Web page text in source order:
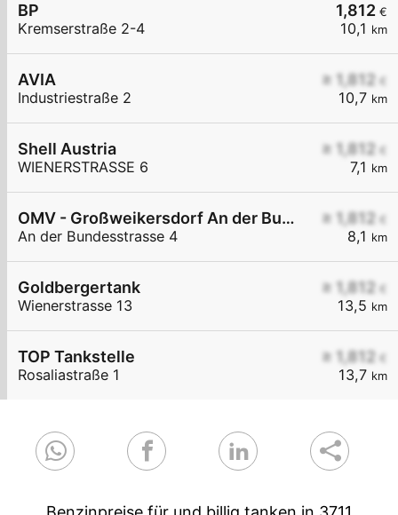
1,812 €
10,1 km
BP
Kremserstraße 2-4
≥ 1,812 €
10,7 km
AVIA
Industriestraße 2
≥ 1,812 €
7,1 km
Shell Austria
WIENERSTRASSE 6
≥ 1,812 €
8,1 km
OMV - Großweikersdorf An der Bundesstraße 4
An der Bundesstrasse 4
≥ 1,812 €
13,5 km
Goldbergertank
Wienerstrasse 13
≥ 1,812 €
13,7 km
TOP Tankstelle
Rosaliastraße 1